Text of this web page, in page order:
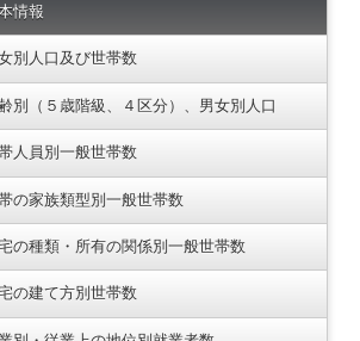
情報
別人口及び世帯数
別（５歳階級、４区分）、男女別人口
人員別一般世帯数
の家族類型別一般世帯数
の種類・所有の関係別一般世帯数
の建て方別世帯数